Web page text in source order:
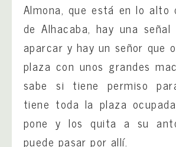
Almona, que está en lo alto
de Alhacaba, hay una señal
aparcar y hay un señor que
plaza con unos grandes
sabe si tiene permiso
tiene toda la plaza
pone y los quita a su
puede pasar por allí.